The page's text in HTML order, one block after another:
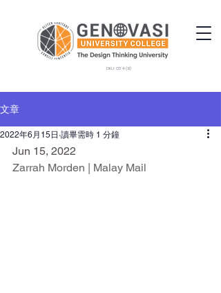
DKU 034 (B)
文章
2022年6月15日 讀畢需時 1 分鐘
Jun 15, 2022
Zarrah Morden | Malay Mail